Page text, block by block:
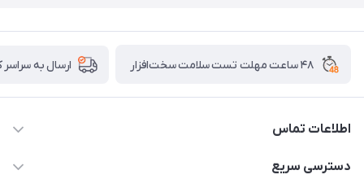
۴۸ ساعت مهلت تست سلامت سخت‌افزار ارسال به
اطلاعات تماس
02122913967
دسترسی سریع